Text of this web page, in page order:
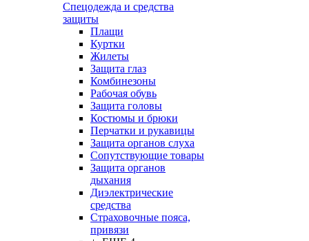
Спецодежда и средства
защиты
Плащи
Куртки
Жилеты
Защита глаз
Комбинезоны
Рабочая обувь
Защита головы
Костюмы и брюки
Перчатки и рукавицы
Защита органов слуха
Сопутствующие товары
Защита органов
дыхания
Диэлектрические
средства
Страховочные пояса,
привязи